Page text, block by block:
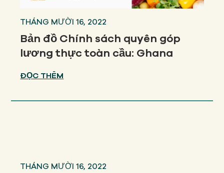
THÁNG MƯỜI 16, 2022
Bản đồ Chính sách quyên góp
lương thực toàn cầu: Ghana
ĐỌC THÊM
THÁNG MƯỜI 16, 2022